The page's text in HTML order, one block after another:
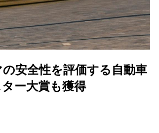
安全性を評価する自動車
ー大賞も獲得